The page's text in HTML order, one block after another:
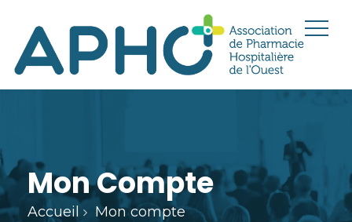
Mon Compte
Accueil Mon compte